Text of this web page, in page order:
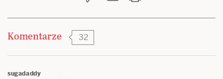
Komentarze 32
sugadaddy